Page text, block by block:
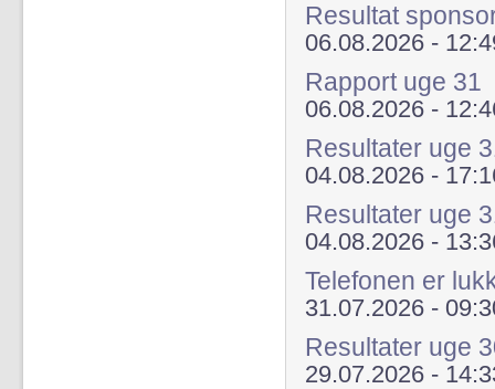
Resultat
06.08.2026 -
Rapport uge 31
06.08.2026 -
Resultater uge
04.08.2026 -
Resultater uge
04.08.2026 -
Telefonen er
31.07.2026 -
Resultater uge
29.07.2026 -